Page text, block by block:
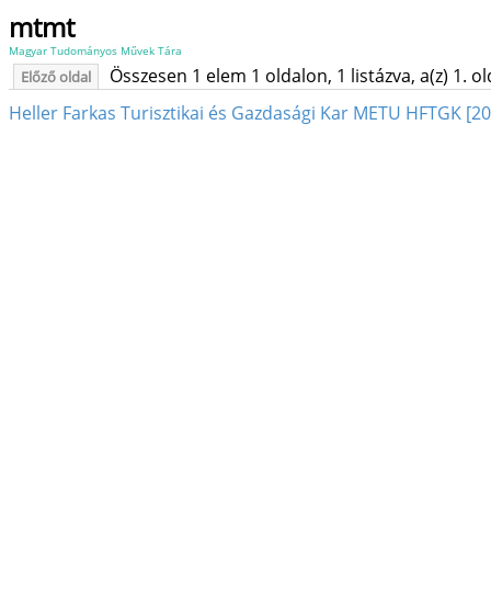
mtmt
Magyar Tudományos Művek Tára
Előző oldal
Összesen 1 elem 1 oldalon, 1 listázva, a(z) 1.
Heller Farkas Turisztikai és Gazdasági Kar METU HFTGK